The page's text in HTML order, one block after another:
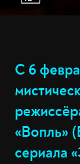
С 6
«Вопль»
сериала